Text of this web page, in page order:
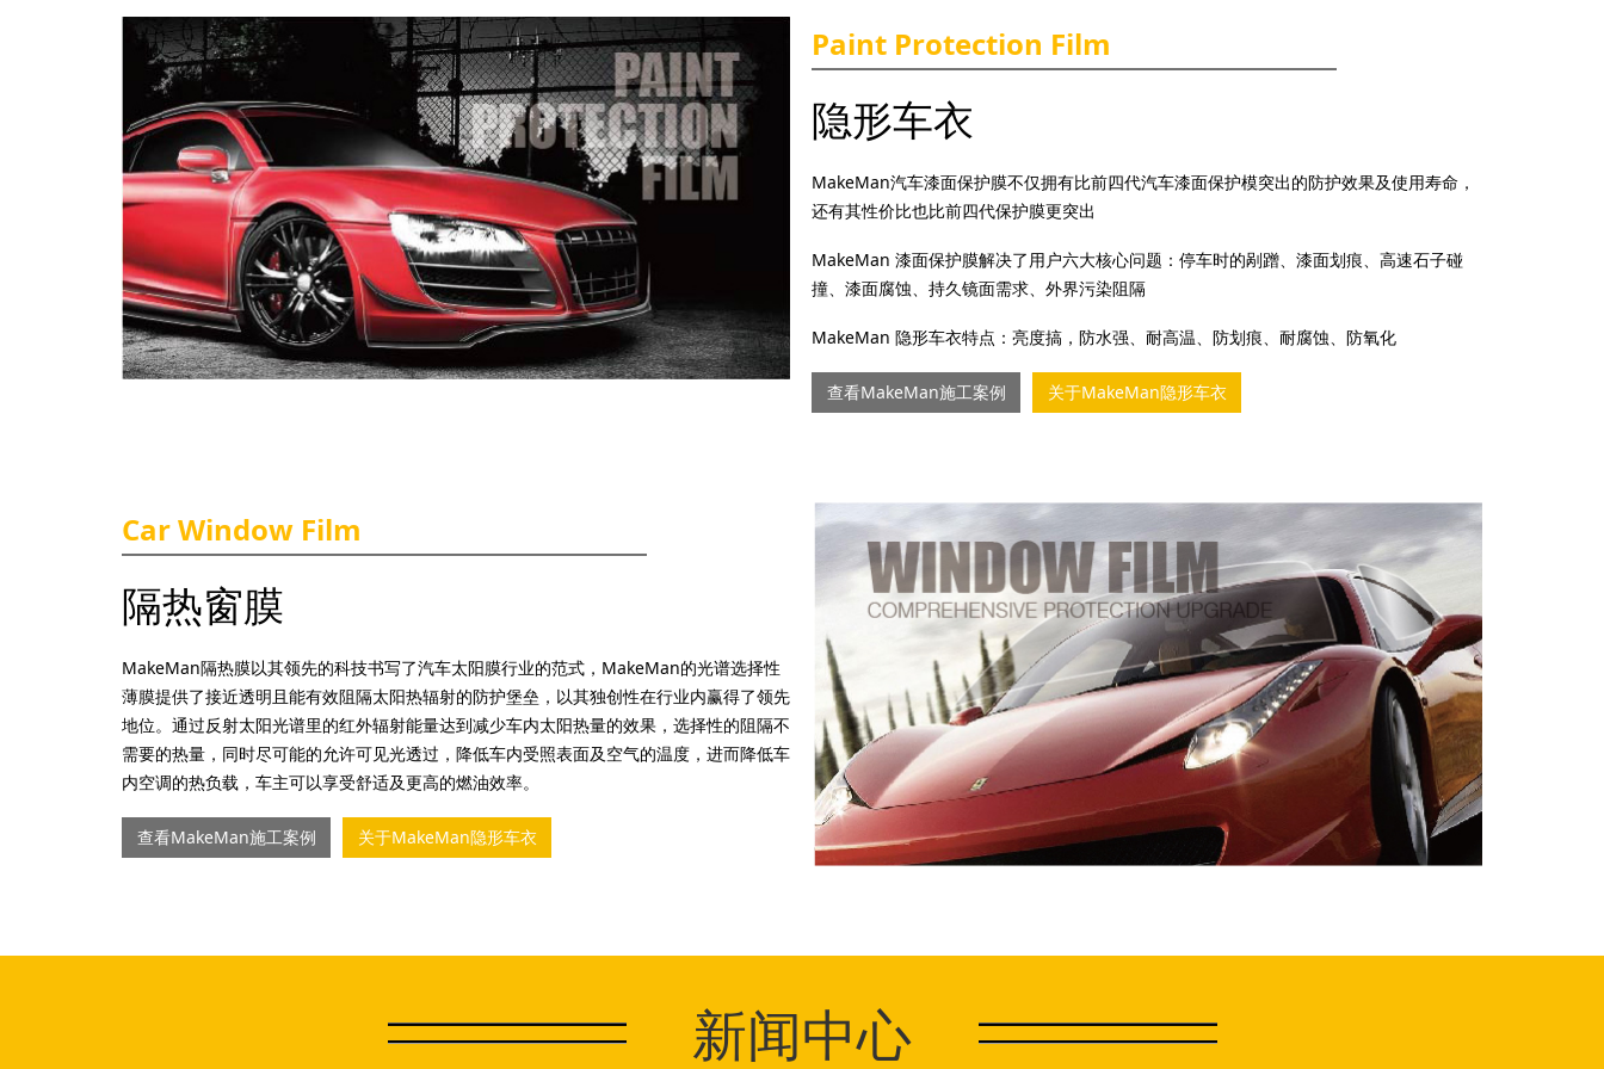
Paint Protection Film
隐形车衣
MakeMan汽车漆面保护膜不仅拥有比前四代汽车漆面保护模突出的防护效果及使用寿命，
还有其性价比也比前四代保护膜更突出
MakeMan 漆面保护膜解决了用户六大核心问题：停车时的剐蹭、漆面划痕、高速石子碰
撞、漆面腐蚀、持久镜面需求、外界污染阻隔
MakeMan 隐形车衣特点：亮度搞，防水强、耐高温、防划痕、耐腐蚀、防氧化
查看MakeMan施工案例 关于MakeMan隐形车衣
Car Window Film
隔热窗膜
MakeMan隔热膜以其领先的科技书写了汽车太阳膜行业的范式，MakeMan的光谱选择性
薄膜提供了接近透明且能有效阻隔太阳热辐射的防护堡垒，以其独创性在行业内赢得了领先
地位。通过反射太阳光谱里的红外辐射能量达到减少车内太阳热量的效果，选择性的阻隔不
需要的热量，同时尽可能的允许可见光透过，降低车内受照表面及空气的温度，进而降低车
内空调的热负载，车主可以享受舒适及更高的燃油效率。
查看MakeMan施工案例 关于MakeMan隐形车衣
新闻中心